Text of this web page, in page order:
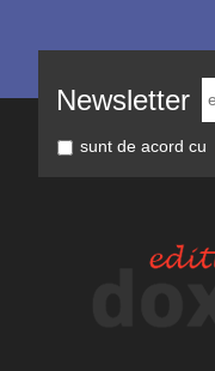
Newsletter
sunt de acord cu